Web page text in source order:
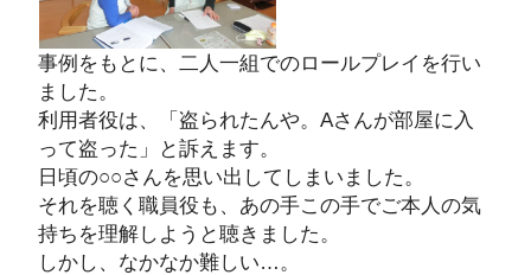
事例をもとに、二人一組でのロールプレイを行い
ました。
利用者役は、「盗られたんや。Aさんが部屋に入
って盗った」と訴えます。
日頃の○○さんを思い出してしまいました。
それを聴く職員役も、あの手この手でご本人の気
持ちを理解しようと聴きました。
しかし、なかなか難しい…。